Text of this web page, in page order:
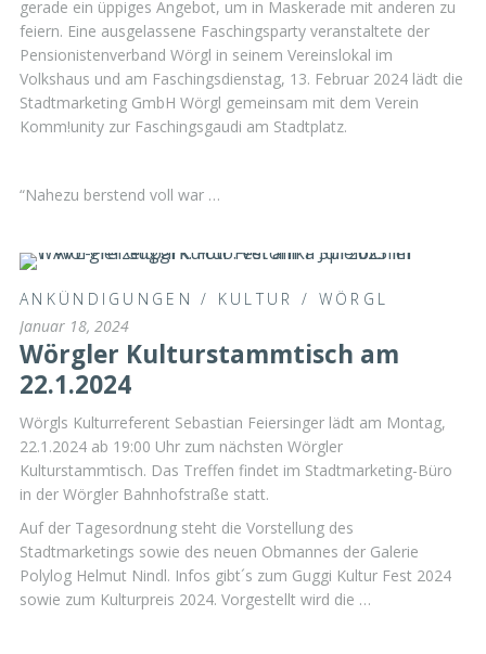
gerade ein üppiges Angebot, um in Maskerade mit anderen zu
feiern. Eine ausgelassene Faschingsparty veranstaltete der
Pensionistenverband Wörgl in seinem Vereinslokal im
Volkshaus und am Faschingsdienstag, 13. Februar 2024 lädt die
Stadtmarketing GmbH Wörgl gemeinsam mit dem Verein
Komm!unity zur Faschingsgaudi am Stadtplatz.
“Nahezu berstend voll war …
ANKÜNDIGUNGEN / KULTUR / WÖRGL
Januar 18, 2024
Wörgler Kulturstammtisch am
22.1.2024
Wörgls Kulturreferent Sebastian Feiersinger lädt am Montag,
22.1.2024 ab 19:00 Uhr zum nächsten Wörgler
Kulturstammtisch. Das Treffen findet im Stadtmarketing-Büro
in der Wörgler Bahnhofstraße statt.
Auf der Tagesordnung steht die Vorstellung des
Stadtmarketings sowie des neuen Obmannes der Galerie
Polylog Helmut Nindl. Infos gibt´s zum Guggi Kultur Fest 2024
sowie zum Kulturpreis 2024. Vorgestellt wird die …